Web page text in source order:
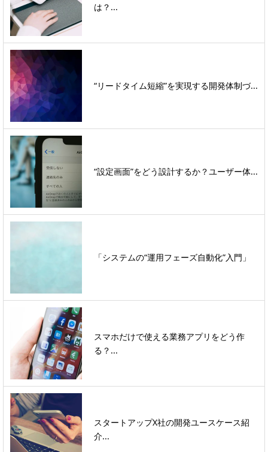
は？...
“リードタイム短縮”を実現する開発体制づ...
“設定画面”をどう設計するか？ユーザー体...
「システムの“運用フェーズ自動化”入門」
スマホだけで使える業務アプリをどう作
る？...
スタートアップX社の開発ユースケース紹
介...